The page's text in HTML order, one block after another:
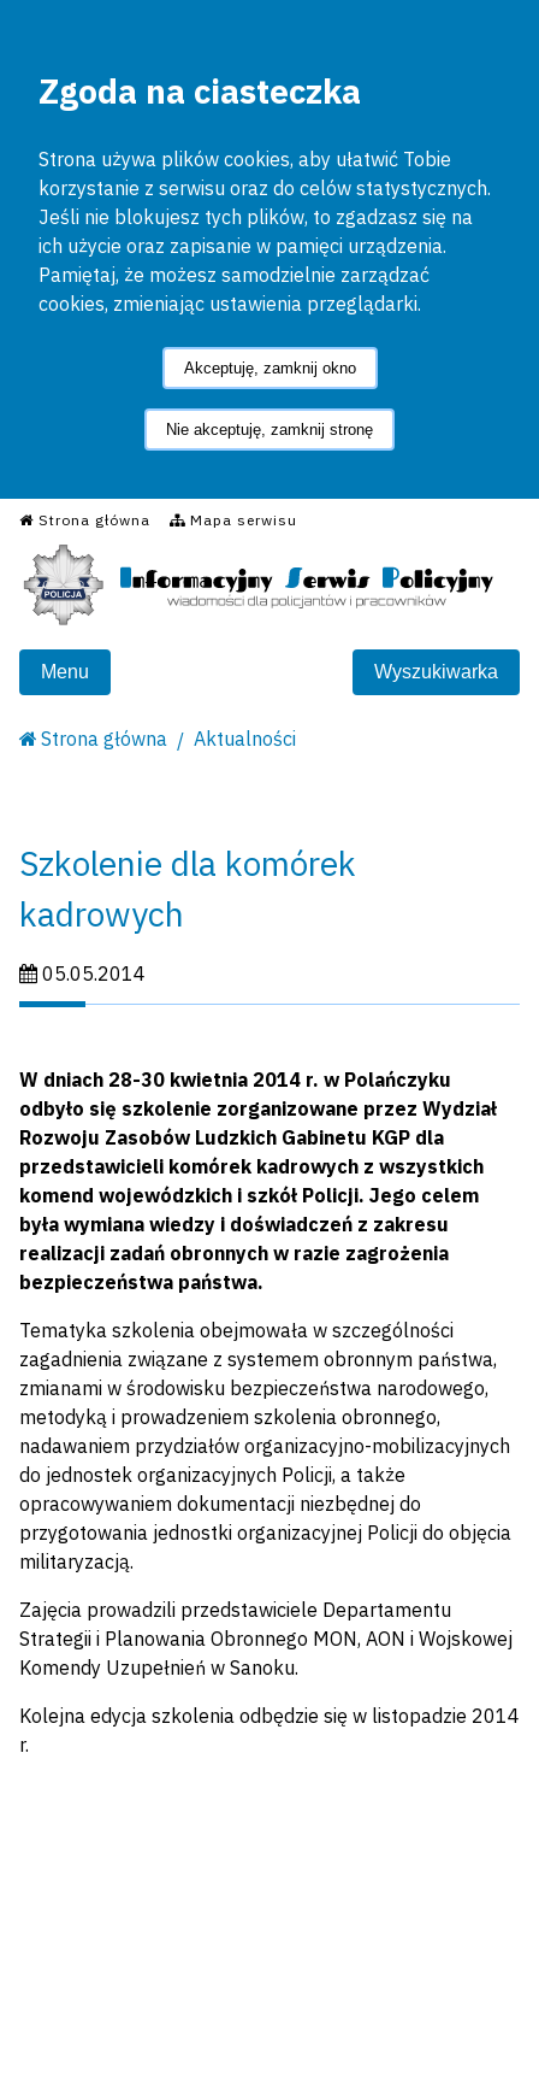
Zgoda na ciasteczka
Strona używa plików cookies, aby ułatwić Tobie
korzystanie z serwisu oraz do celów statystycznych.
Jeśli nie blokujesz tych plików, to zgadzasz się na
ich użycie oraz zapisanie w pamięci urządzenia.
Pamiętaj, że możesz samodzielnie zarządzać
cookies, zmieniając ustawienia przeglądarki.
Akceptuję, zamknij okno
Nie akceptuję, zamknij stronę
Strona główna Mapa serwisu
Informacyjny Serwis
Menu Wyszukiwarka
Strona główna Aktualności
Szkolenie dla komórek
kadrowych
Data publikacji:
05.05.2014
W dniach 28-30 kwietnia 2014 r. w Polańczyku
odbyło się szkolenie zorganizowane przez Wydział
Rozwoju Zasobów Ludzkich Gabinetu KGP dla
przedstawicieli komórek kadrowych z wszystkich
komend wojewódzkich i szkół Policji. Jego celem
była wymiana wiedzy i doświadczeń z zakresu
realizacji zadań obronnych w razie zagrożenia
bezpieczeństwa państwa.
Tematyka szkolenia obejmowała w szczególności
zagadnienia związane z systemem obronnym państwa,
zmianami w środowisku bezpieczeństwa narodowego,
metodyką i prowadzeniem szkolenia obronnego,
nadawaniem przydziałów organizacyjno-mobilizacyjnych
do jednostek organizacyjnych Policji, a także
opracowywaniem dokumentacji niezbędnej do
przygotowania jednostki organizacyjnej Policji do objęcia
militaryzacją.
Zajęcia prowadzili przedstawiciele Departamentu
Strategii i Planowania Obronnego MON, AON i Wojskowej
Komendy Uzupełnień w Sanoku.
Kolejna edycja szkolenia odbędzie się w listopadzie 2014
r.